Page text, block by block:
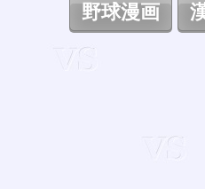
野球漫画